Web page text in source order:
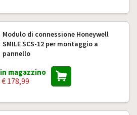
Modulo di connessione Honeywell
SMILE SCS-12 per montaggio a
pannello
in magazzino
€ 178,99